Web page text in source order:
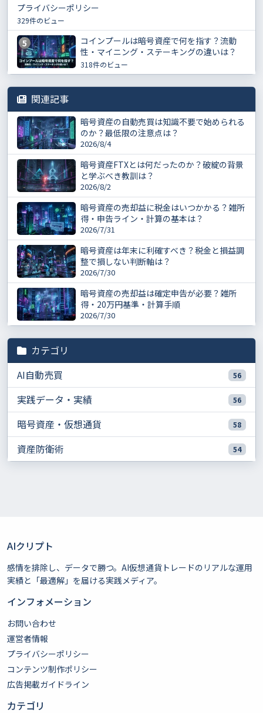
プライバシーポリシー
329件のビュー
5
コインプールは暗号資産で何を指す？流動
性・マイニング・ステーキングの違いは？
318件のビュー
関連記事
暗号資産の自動売買は知識不要で始められる
のか？最低限の注意点は？
2026/8/4
暗号資産FTXとは何だったのか？破綻の背景
と学ぶべき教訓は？
2026/8/2
暗号資産の売却益に税金はいつかかる？雑所
得・申告ライン・計算の基本は？
2026/7/31
暗号資産は年末に利確すべき？税金と損益調
整で損しない判断軸は？
2026/7/30
暗号資産の売却益は確定申告が必要？雑所
得・20万円基準・計算手順
2026/7/30
カテゴリ
AI自動売買
56
実践データ・実績 56
暗号資産・仮想通貨 58
資産防衛術 54
AIクリプト
感情を排除し、データで勝つ。AI仮想通貨トレードのリアルな運用
実績と「最適解」を届ける実践メディア。
インフォメーション
お問い合わせ
運営者情報
プライバシーポリシー
コンテンツ制作ポリシー
広告掲載ガイドライン
カテゴリ